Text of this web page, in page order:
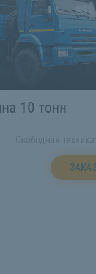
10 тонн